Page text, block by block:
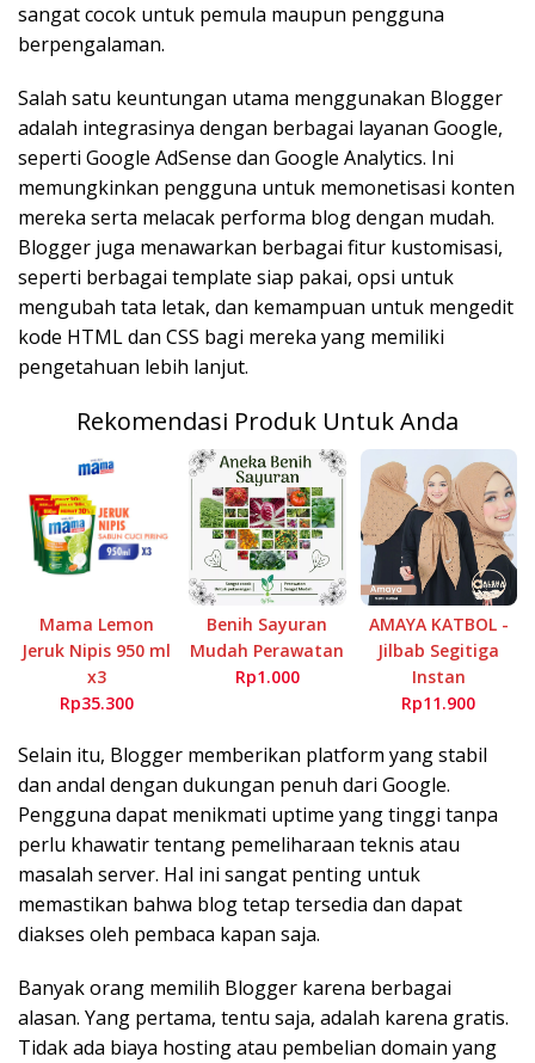
sangat cocok untuk pemula maupun pengguna
berpengalaman.
Salah satu keuntungan utama menggunakan Blogger
adalah integrasinya dengan berbagai layanan Google,
seperti Google AdSense dan Google Analytics. Ini
memungkinkan pengguna untuk memonetisasi konten
mereka serta melacak performa blog dengan mudah.
Blogger juga menawarkan berbagai fitur kustomisasi,
seperti berbagai template siap pakai, opsi untuk
mengubah tata letak, dan kemampuan untuk mengedit
kode HTML dan CSS bagi mereka yang memiliki
pengetahuan lebih lanjut.
Rekomendasi Produk Untuk Anda
Mama Lemon
Jeruk Nipis 950 ml
x3
Rp35.300
Benih Sayuran
Mudah Perawatan
Rp1.000
AMAYA KATBOL -
Jilbab Segitiga
Instan
Rp11.900
Selain itu, Blogger memberikan platform yang stabil
dan andal dengan dukungan penuh dari Google.
Pengguna dapat menikmati uptime yang tinggi tanpa
perlu khawatir tentang pemeliharaan teknis atau
masalah server. Hal ini sangat penting untuk
memastikan bahwa blog tetap tersedia dan dapat
diakses oleh pembaca kapan saja.
Banyak orang memilih Blogger karena berbagai
alasan. Yang pertama, tentu saja, adalah karena gratis.
Tidak ada biaya hosting atau pembelian domain yang